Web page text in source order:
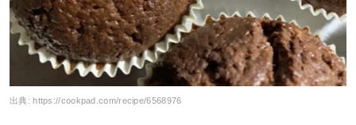
出典:https://cookpad.com/recipe/6568976